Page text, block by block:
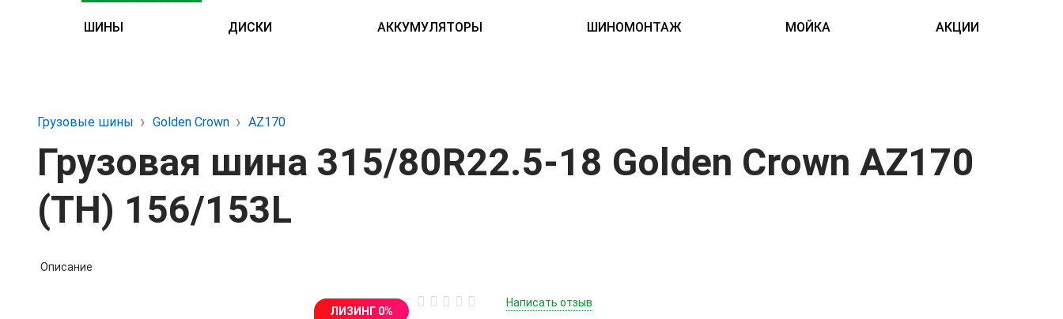
ШИНЫ ДИСКИ АККУМУЛЯТОРЫ ШИНОМОНТАЖ МОЙКА АКЦИИ
Грузовые шины Golden Crown AZ170
Грузовая шина 315/80R22.5-18 Golden Crown AZ170
(TH) 156/153L
Описание
ЛИЗИНГ 0%
Написать отзыв